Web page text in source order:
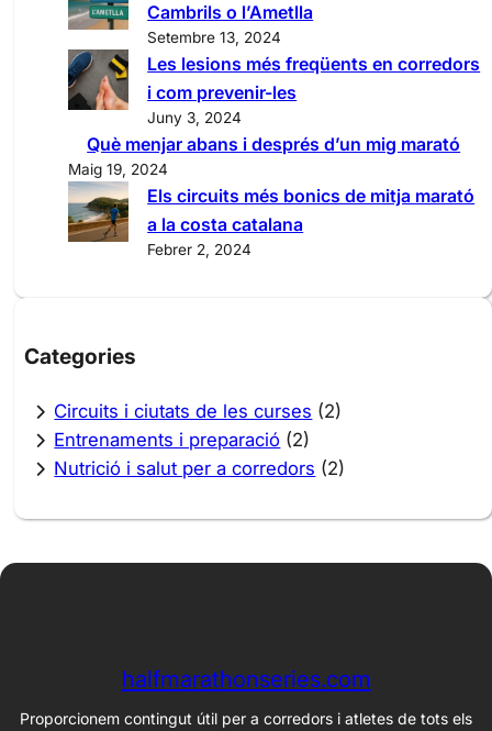
Cambrils o l’Ametlla
Setembre 13, 2024
Les lesions més freqüents en corredors
i com prevenir-les
Juny 3, 2024
Què menjar abans i després d’un mig marató
Maig 19, 2024
Els circuits més bonics de mitja marató
a la costa catalana
Febrer 2, 2024
Categories
Circuits i ciutats de les curses (2)
Entrenaments i preparació (2)
Nutrició i salut per a corredors (2)
halfmarathonseries.com
Proporcionem contingut útil per a corredors i atletes de tots els